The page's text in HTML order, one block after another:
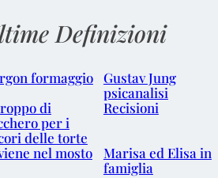
Definizioni
formaggio Gustav Jung
psicanalisi
di
per i
delle torte
Recisioni
nel mosto
Marisa ed Elisa in
famiglia